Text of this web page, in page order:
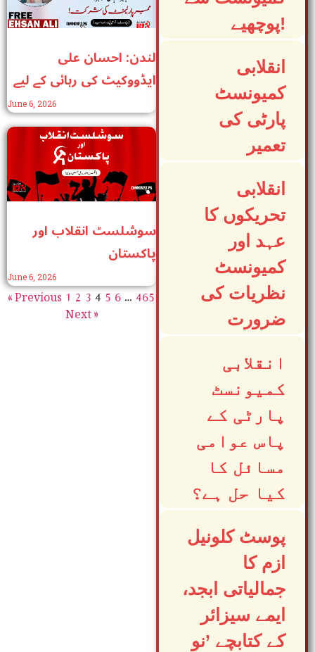
لندن: احسان علی
ایڈووکیٹ کی رہائی کے لیے
پاکستانی سفارت خانے کے
باہر احتجاجی مظاہرہ! ممبر
پارلیمنٹ کی شرکت!
June 6, 2026
سوشلسٹ انقلاب اور
پاکستان
June 6, 2026
« Previous123456…465
Next »
پوچھیے!
انقلابی
کمیونسٹ
پارٹی کی
تعمیر
انقلابی
تحریکوں کا
عہد اور
کمیونسٹ
نظریات کی
ضرورت
انقلابی
کمیونسٹ
پارٹی کے
پاس عوامی
مسائل کا
کیا حل ہے؟
پوسٹ کلونیل
ازم کا
جمالیاتی ابجد،
ایمے سیزائر
کے کتابچے ’نو